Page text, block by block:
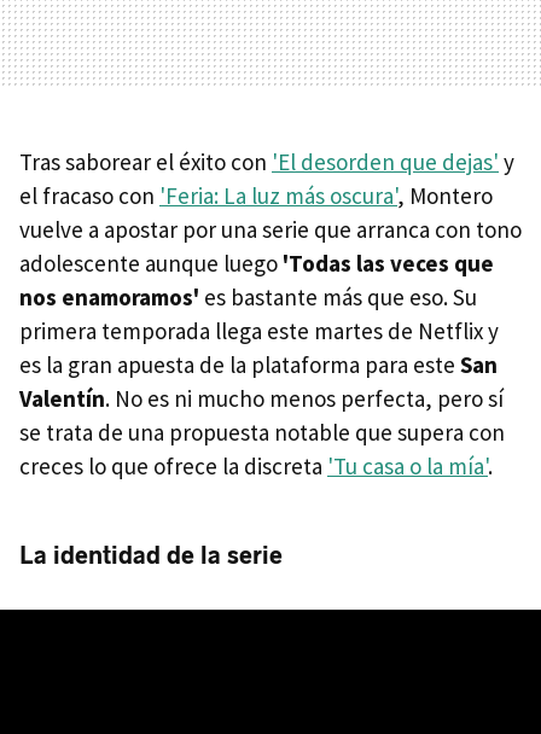
Tras saborear el éxito con 'El desorden que dejas' y
el fracaso con 'Feria: La luz más oscura', Montero
vuelve a apostar por una serie que arranca con tono
adolescente aunque luego 'Todas las veces que
nos enamoramos' es bastante más que eso. Su
primera temporada llega este martes de Netflix y
es la gran apuesta de la plataforma para este San
Valentín. No es ni mucho menos perfecta, pero sí
se trata de una propuesta notable que supera con
creces lo que ofrece la discreta 'Tu casa o la mía'.
La identidad de la serie